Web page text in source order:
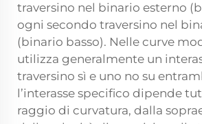
traversino nel binario esterno
ogni secondo traversino nel
(binario basso). Nelle curve
utilizza generalmente un
traversino sì e uno no su
l’interasse specifico dipende
raggio di curvatura, dalla